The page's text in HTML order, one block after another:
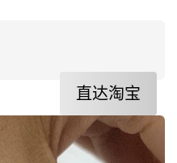
直达淘宝